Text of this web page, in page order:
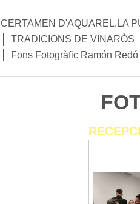
CERTAMEN D'AQUAREL.LA
TRADICIONS DE VINARÒS
Fons Fotogràfic Ramón Redó